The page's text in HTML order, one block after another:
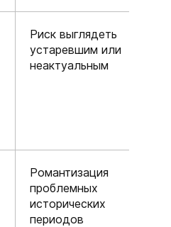
Риск выглядеть
устаревшим или
неактуальным
Романтизация
проблемных
исторических
периодов